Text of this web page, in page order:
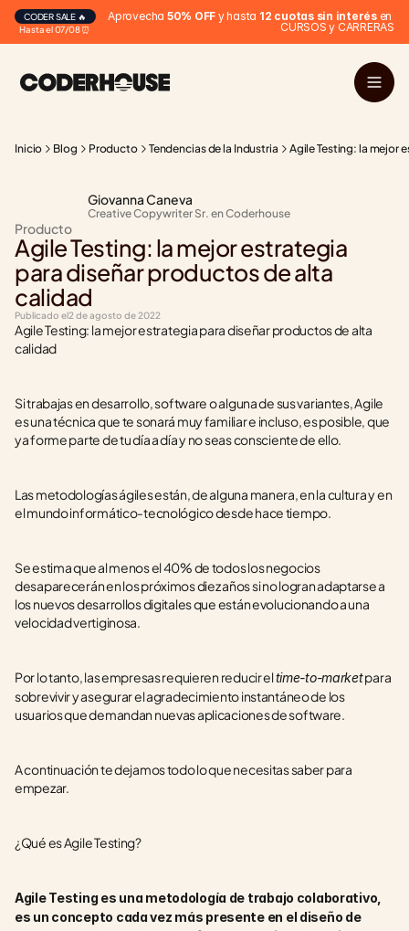
Hasta el 07/08 ⏰
CODER SALE 🔥 Aprovecha 50% OFF y hasta 12 cuotas sin interés en
CURSOS y CARRERAS
Inicio Blog Producto Tendencias de la Industria Agile Testing: la mejor
Giovanna Caneva
Creative Copywriter Sr. en Coderhouse
Producto
Agile Testing: la mejor estrategia
para diseñar productos de alta
calidad
Publicado el2 de agosto de 2022
Agile Testing: la mejor estrategia para diseñar productos de alta
calidad
Si trabajas en desarrollo, software o alguna de sus variantes, Agile
es una técnica que te sonará muy familiar e incluso, es posible, que
ya forme parte de tu día a día y no seas consciente de ello.
Las metodologías ágiles están, de alguna manera, en la cultura y en
el mundo informático-tecnológico desde hace tiempo.
Se estima que al menos el 40% de todos los negocios
desaparecerán en los próximos diez años si no logran adaptarse a
los nuevos desarrollos digitales que están evolucionando a una
velocidad vertiginosa.
Por lo tanto, las empresas requieren reducir el time-to-market para
sobrevivir y asegurar el agradecimiento instantáneo de los
usuarios que demandan nuevas aplicaciones de software.
A continuación te dejamos todo lo que necesitas saber para
empezar.
¿Qué es Agile Testing?
Agile Testing es una metodología de trabajo colaborativo,
es un concepto cada vez más presente en el diseño de